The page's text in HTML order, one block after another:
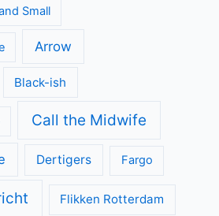
Small
Arrow
Black-ish
Call the Midwife
Dertigers Fargo
Flikken Rotterdam